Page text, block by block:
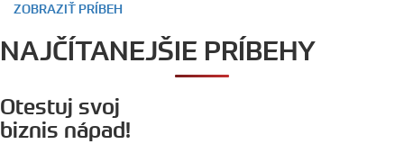
ZOBRAZIŤ PRÍBEH
NAJČÍTANEJŠIE PRÍBEHY
Otestuj svoj
biznis nápad!